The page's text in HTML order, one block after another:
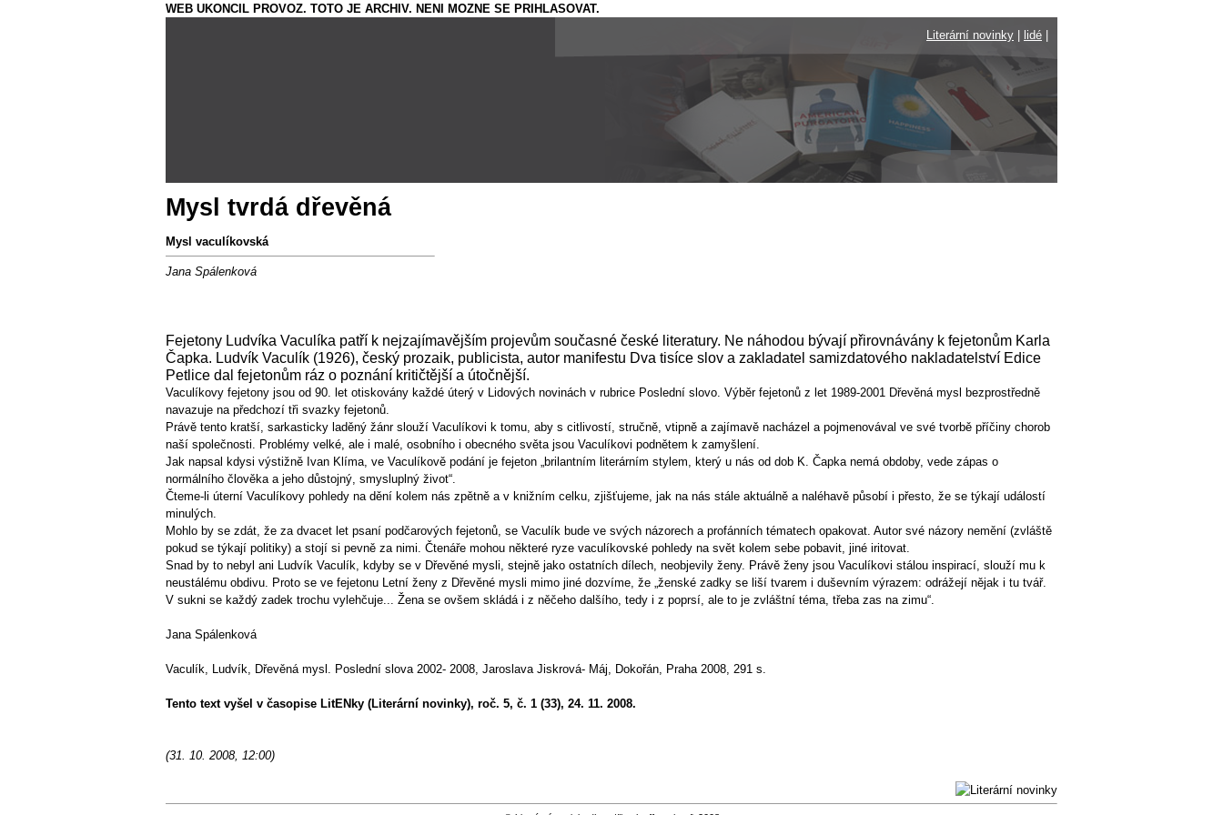
WEB UKONCIL PROVOZ. TOTO JE ARCHIV. NENI MOZNE SE PRIHLASOVAT.
Literární novinky
lidé
Mysl tvrdá dřevěná
Mysl vaculíkovská
Jana Spálenková
Fejetony Ludvíka Vaculíka patří k nejzajímavějším projevům současné české literatury. Ne náhodou bývají přirovnávány k fejetonům Karla
Čapka. Ludvík Vaculík (1926), český prozaik, publicista, autor manifestu Dva tisíce slov a zakladatel samizdatového nakladatelství Edice
Petlice dal fejetonům ráz o poznání kritičtější a útočnější.
Vaculíkovy fejetony jsou od 90. let otiskovány každé úterý v Lidových novinách v rubrice Poslední slovo. Výběr fejetonů z let 1989-2001 Dřevěná mysl bezprostředně
navazuje na předchozí tři svazky fejetonů.
Právě tento kratší, sarkasticky laděný žánr slouží Vaculíkovi k tomu, aby s citlivostí, stručně, vtipně a zajímavě nacházel a pojmenovával ve své tvorbě příčiny chorob
naší společnosti. Problémy velké, ale i malé, osobního i obecného světa jsou Vaculíkovi podnětem k zamyšlení.
Jak napsal kdysi výstižně Ivan Klíma, ve Vaculíkově podání je fejeton „brilantním literárním stylem, který u nás od dob K. Čapka nemá obdoby, vede zápas o
normálního člověka a jeho důstojný, smysluplný život“.
Čteme-li úterní Vaculíkovy pohledy na dění kolem nás zpětně a v knižním celku, zjišťujeme, jak na nás stále aktuálně a naléhavě působí i přesto, že se týkají událostí
minulých.
Mohlo by se zdát, že za dvacet let psaní podčarových fejetonů, se Vaculík bude ve svých názorech a profánních tématech opakovat. Autor své názory nemění (zvláště
pokud se týkají politiky) a stojí si pevně za nimi. Čtenáře mohou některé ryze vaculíkovské pohledy na svět kolem sebe pobavit, jiné iritovat.
Snad by to nebyl ani Ludvík Vaculík, kdyby se v Dřevěné mysli, stejně jako ostatních dílech, neobjevily ženy. Právě ženy jsou Vaculíkovi stálou inspirací, slouží mu k
neustálému obdivu. Proto se ve fejetonu Letní ženy z Dřevěné mysli mimo jiné dozvíme, že „ženské zadky se liší tvarem i duševním výrazem: odrážejí nějak i tu tvář.
V sukni se každý zadek trochu vylehčuje... Žena se ovšem skládá i z něčeho dalšího, tedy i z poprsí, ale to je zvláštní téma, třeba zas na zimu“.
Jana Spálenková
Vaculík, Ludvík, Dřevěná mysl. Poslední slova 2002- 2008, Jaroslava Jiskrová- Máj, Dokořán, Praha 2008, 291 s.
Tento text vyšel v časopise LitENky (Literární novinky), roč. 5, č. 1 (33), 24. 11. 2008.
(31. 10. 2008, 12:00)